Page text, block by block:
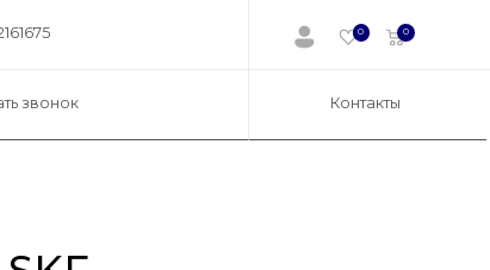
0 0
звонок Контакты